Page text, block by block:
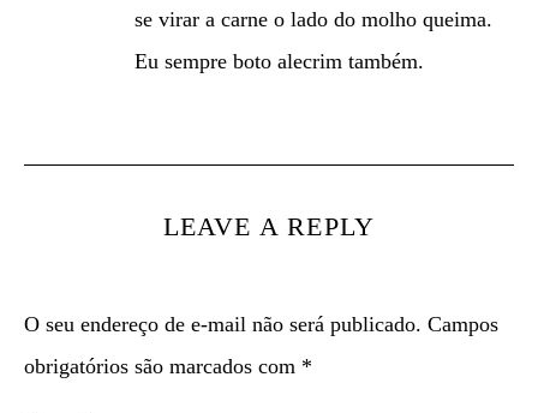
se virar a carne o lado do molho queima.
Eu sempre boto alecrim também.
LEAVE A REPLY
O seu endereço de e-mail não será publicado. Campos
obrigatórios são marcados com *